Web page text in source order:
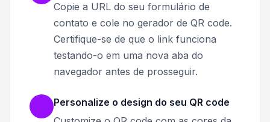
Copie a URL do seu formulário de
contato e cole no gerador de QR code.
Certifique-se de que o link funciona
testando-o em uma nova aba do
navegador antes de prosseguir.
Personalize o design do seu QR code